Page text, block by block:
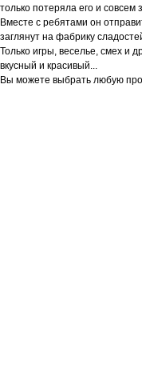
только потеряла его и совсем
Вместе с ребятами он
заглянут на фабрику
Только игры, веселье, смех и
вкусный и красивый...
Вы можете выбрать любую